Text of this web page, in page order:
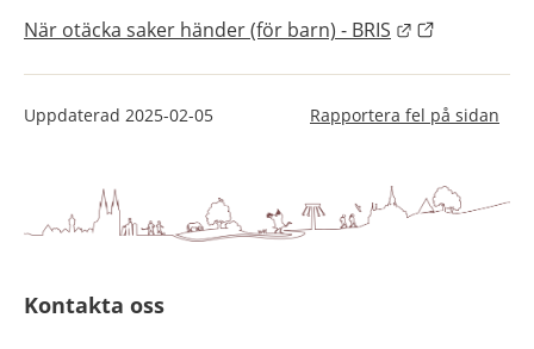
När otäcka saker händer (för barn) - BRIS Länk till
Uppdaterad 2025-02-05 Rapportera fel på sidan
Kontakta oss